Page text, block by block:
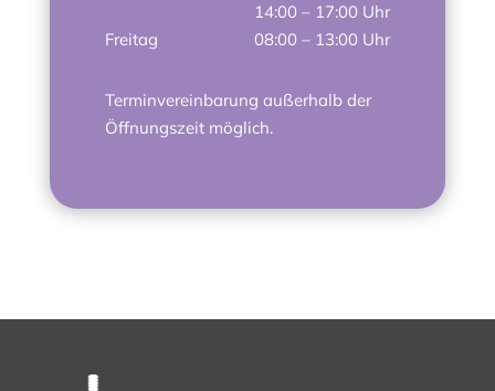
14:00 – 17:00 Uhr
Freitag
08:00 – 13:00 Uhr
Terminvereinbarung außerhalb der
Öffnungszeit möglich.